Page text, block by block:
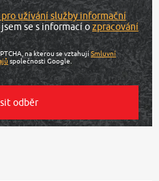
užívání služby informační
se s informací ozpracování
na kterou se vztahujíSmluvní
společnosti Google.